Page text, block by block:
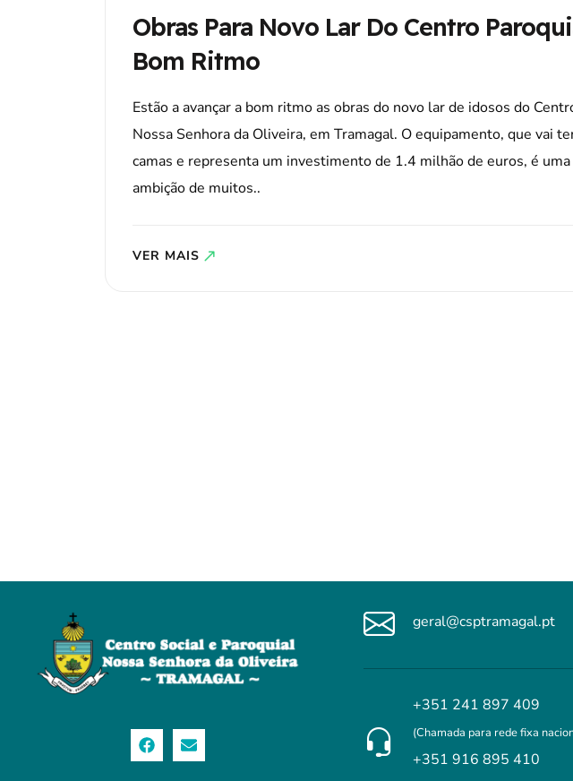
Obras Para Novo Lar Do Centro
Bom Ritmo
Estão a avançar a bom ritmo as obras do novo lar de idosos do
Nossa Senhora da Oliveira, em Tramagal. O equipamento, que vai
camas e representa um investimento de 1.4 milhão de euros, é uma
ambição de muitos..
VER MAIS
geral@csptramagal.pt
+351 241 897 409
(Chamada para rede fixa
+351 916 895 410